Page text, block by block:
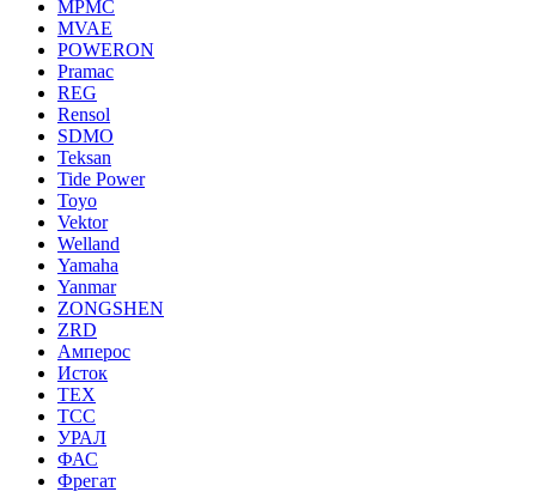
MPMC
MVAE
POWERON
Pramac
REG
Rensol
SDMO
Teksan
Tide Power
Toyo
Vektor
Welland
Yamaha
Yanmar
ZONGSHEN
ZRD
Амперос
Исток
ТЕХ
ТСС
УРАЛ
ФАС
Фрегат